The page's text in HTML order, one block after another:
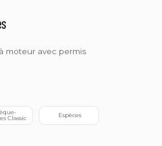
moteur avec permis
Classic Espèces